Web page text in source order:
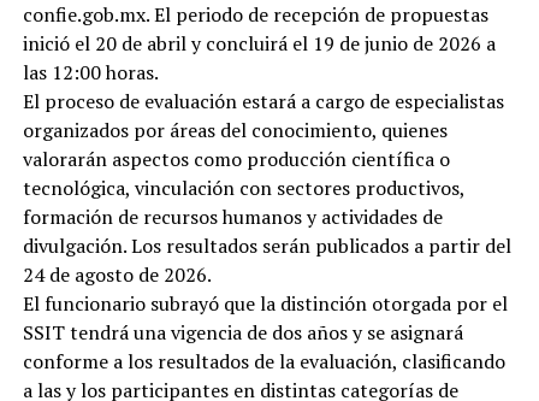
confie.gob.mx. El periodo de recepción de propuestas
inició el 20 de abril y concluirá el 19 de junio de 2026 a
las 12:00 horas.
El proceso de evaluación estará a cargo de especialistas
organizados por áreas del conocimiento, quienes
valorarán aspectos como producción científica o
tecnológica, vinculación con sectores productivos,
formación de recursos humanos y actividades de
divulgación. Los resultados serán publicados a partir del
24 de agosto de 2026.
El funcionario subrayó que la distinción otorgada por el
SSIT tendrá una vigencia de dos años y se asignará
conforme a los resultados de la evaluación, clasificando
a las y los participantes en distintas categorías de